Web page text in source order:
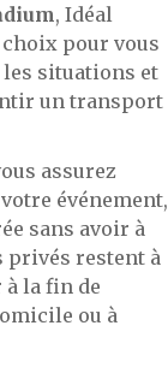
, Idéal
pour vous
les situations et
un transport
assurez
événement,
sans avoir à
privés restent à
la fin de
ou à